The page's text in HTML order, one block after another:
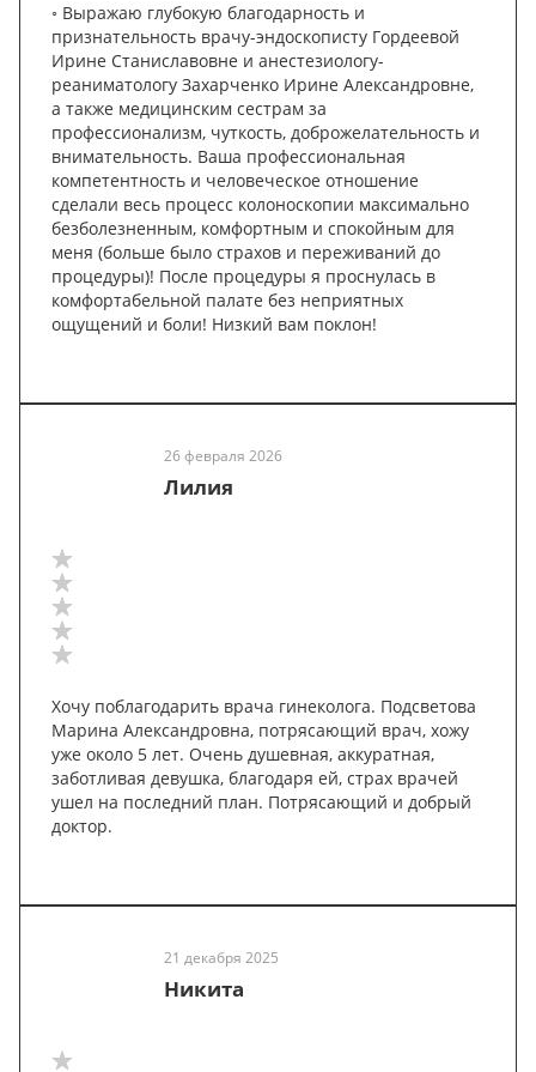
◦ Выражаю глубокую благодарность и
признательность врачу-эндоскописту Гордеевой
Ирине Станиславовне и анестезиологу-
реаниматологу Захарченко Ирине Александровне,
а также медицинским сестрам за
профессионализм, чуткость, доброжелательность и
внимательность. Ваша профессиональная
компетентность и человеческое отношение
сделали весь процесс колоноскопии максимально
безболезненным, комфортным и спокойным для
меня (больше было страхов и переживаний до
процедуры)! После процедуры я проснулась в
комфортабельной палате без неприятных
ощущений и боли! Низкий вам поклон!
26 февраля 2026
Лилия
Хочу поблагодарить врача гинеколога. Подсветова
Марина Александровна, потрясающий врач, хожу
уже около 5 лет. Очень душевная, аккуратная,
заботливая девушка, благодаря ей, страх врачей
ушел на последний план. Потрясающий и добрый
доктор.
21 декабря 2025
Никита